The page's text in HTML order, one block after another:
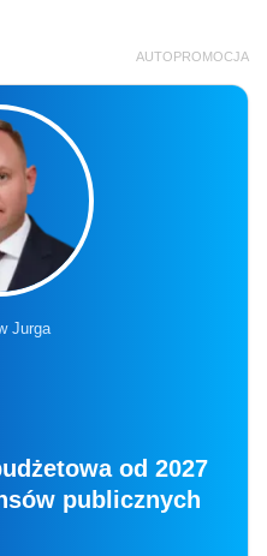
AUTOPROMOCJA
Jurga
od 2027
publicznych